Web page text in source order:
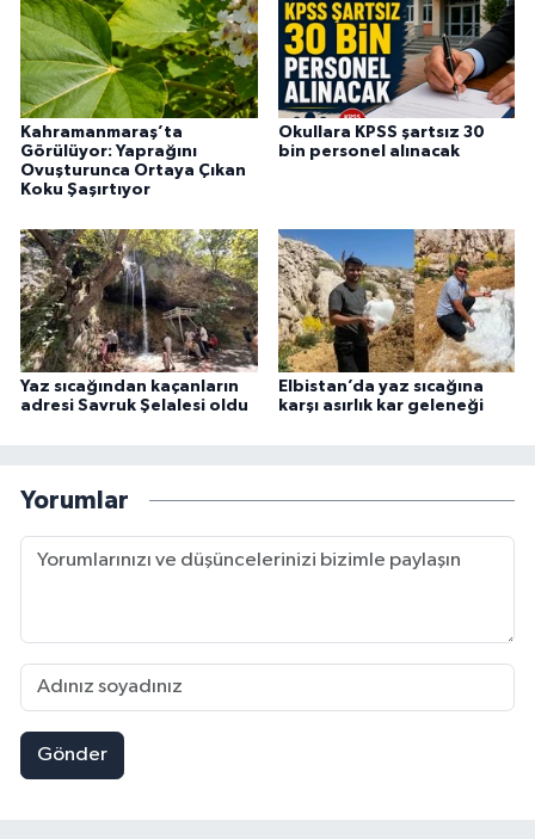
Kahramanmaraş’ta
Görülüyor: Yaprağını
Ovuşturunca Ortaya Çıkan
Koku Şaşırtıyor
Okullara KPSS şartsız 30
bin personel alınacak
Yaz sıcağından kaçanların
adresi Savruk Şelalesi oldu
Elbistan’da yaz sıcağına
karşı asırlık kar geleneği
Yorumlar
Gönder